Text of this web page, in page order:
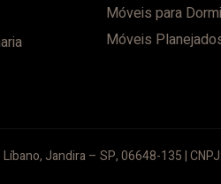
Móveis para
Móveis
Jandira – SP, 06648-135 |